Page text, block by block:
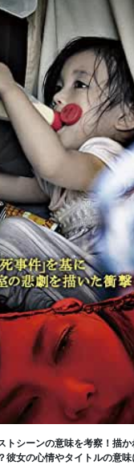
トシーンの意味を考察！描
彼女の心情やタイトルの意味